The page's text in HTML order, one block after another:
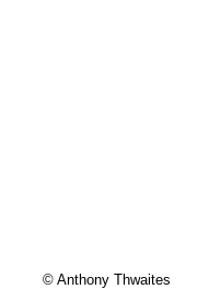
© Anthony Thwaites